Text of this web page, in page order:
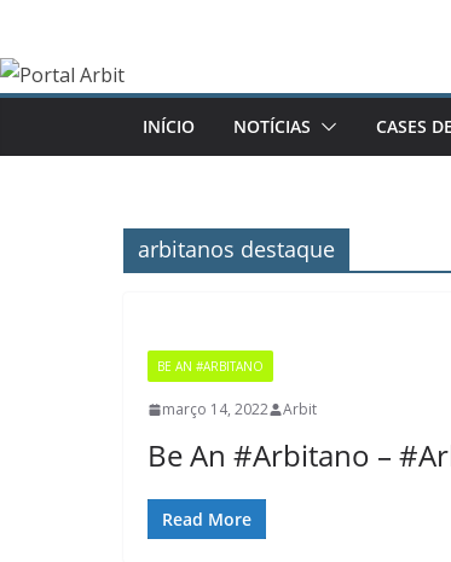
o
INÍCIO NOTÍCIAS CASES
arbitanos destaque
BE AN #ARBITANO
março 14, 2022 Arbit
Be An #Arbitano –
Read More